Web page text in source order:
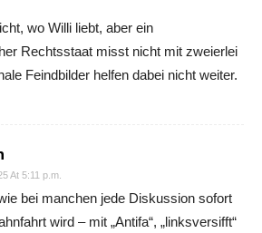
wo Willi liebt, aber ein
Rechtsstaat misst nicht mit zweierlei
Feindbilder helfen dabei nicht weiter.
At 5:11 p.m.
bei manchen jede Diskussion sofort
wird – mit „Antifa“, „linksversifft“